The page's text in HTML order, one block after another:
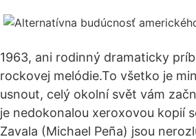
1963, ani rodinný dramaticky
rockovej melódie.To všetko je
usnout, celý okolní svět vám
je nedokonalou xeroxovou kopií
Zavala (Michael Peña) jsou